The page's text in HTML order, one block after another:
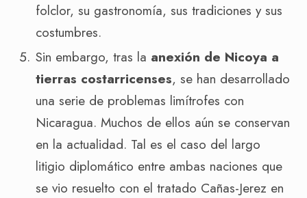
folclor, su gastronomía, sus tradiciones y sus
costumbres.
Sin embargo, tras la anexión de Nicoya a
tierras costarricenses, se han desarrollado
una serie de problemas limítrofes con
Nicaragua. Muchos de ellos aún se conservan
en la actualidad. Tal es el caso del largo
litigio diplomático entre ambas naciones que
se vio resuelto con el tratado Cañas-Jerez en